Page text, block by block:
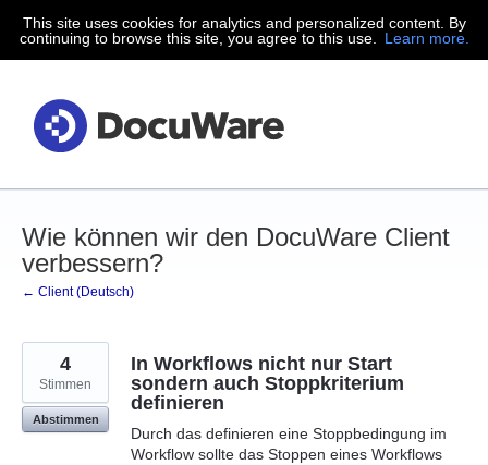
Zum
Inhalt
This site uses cookies for analytics and personalized content. By
continuing to browse this site, you agree to this use.
Learn more.
Wie können wir den DocuWare Client
verbessern?
← Client (Deutsch)
In Workflows nicht nur Start
sondern auch Stoppkriterium
definieren
Durch das definieren eine Stoppbedingung im
Workflow sollte das Stoppen eines Workflows
4
Stimmen
Abstimmen